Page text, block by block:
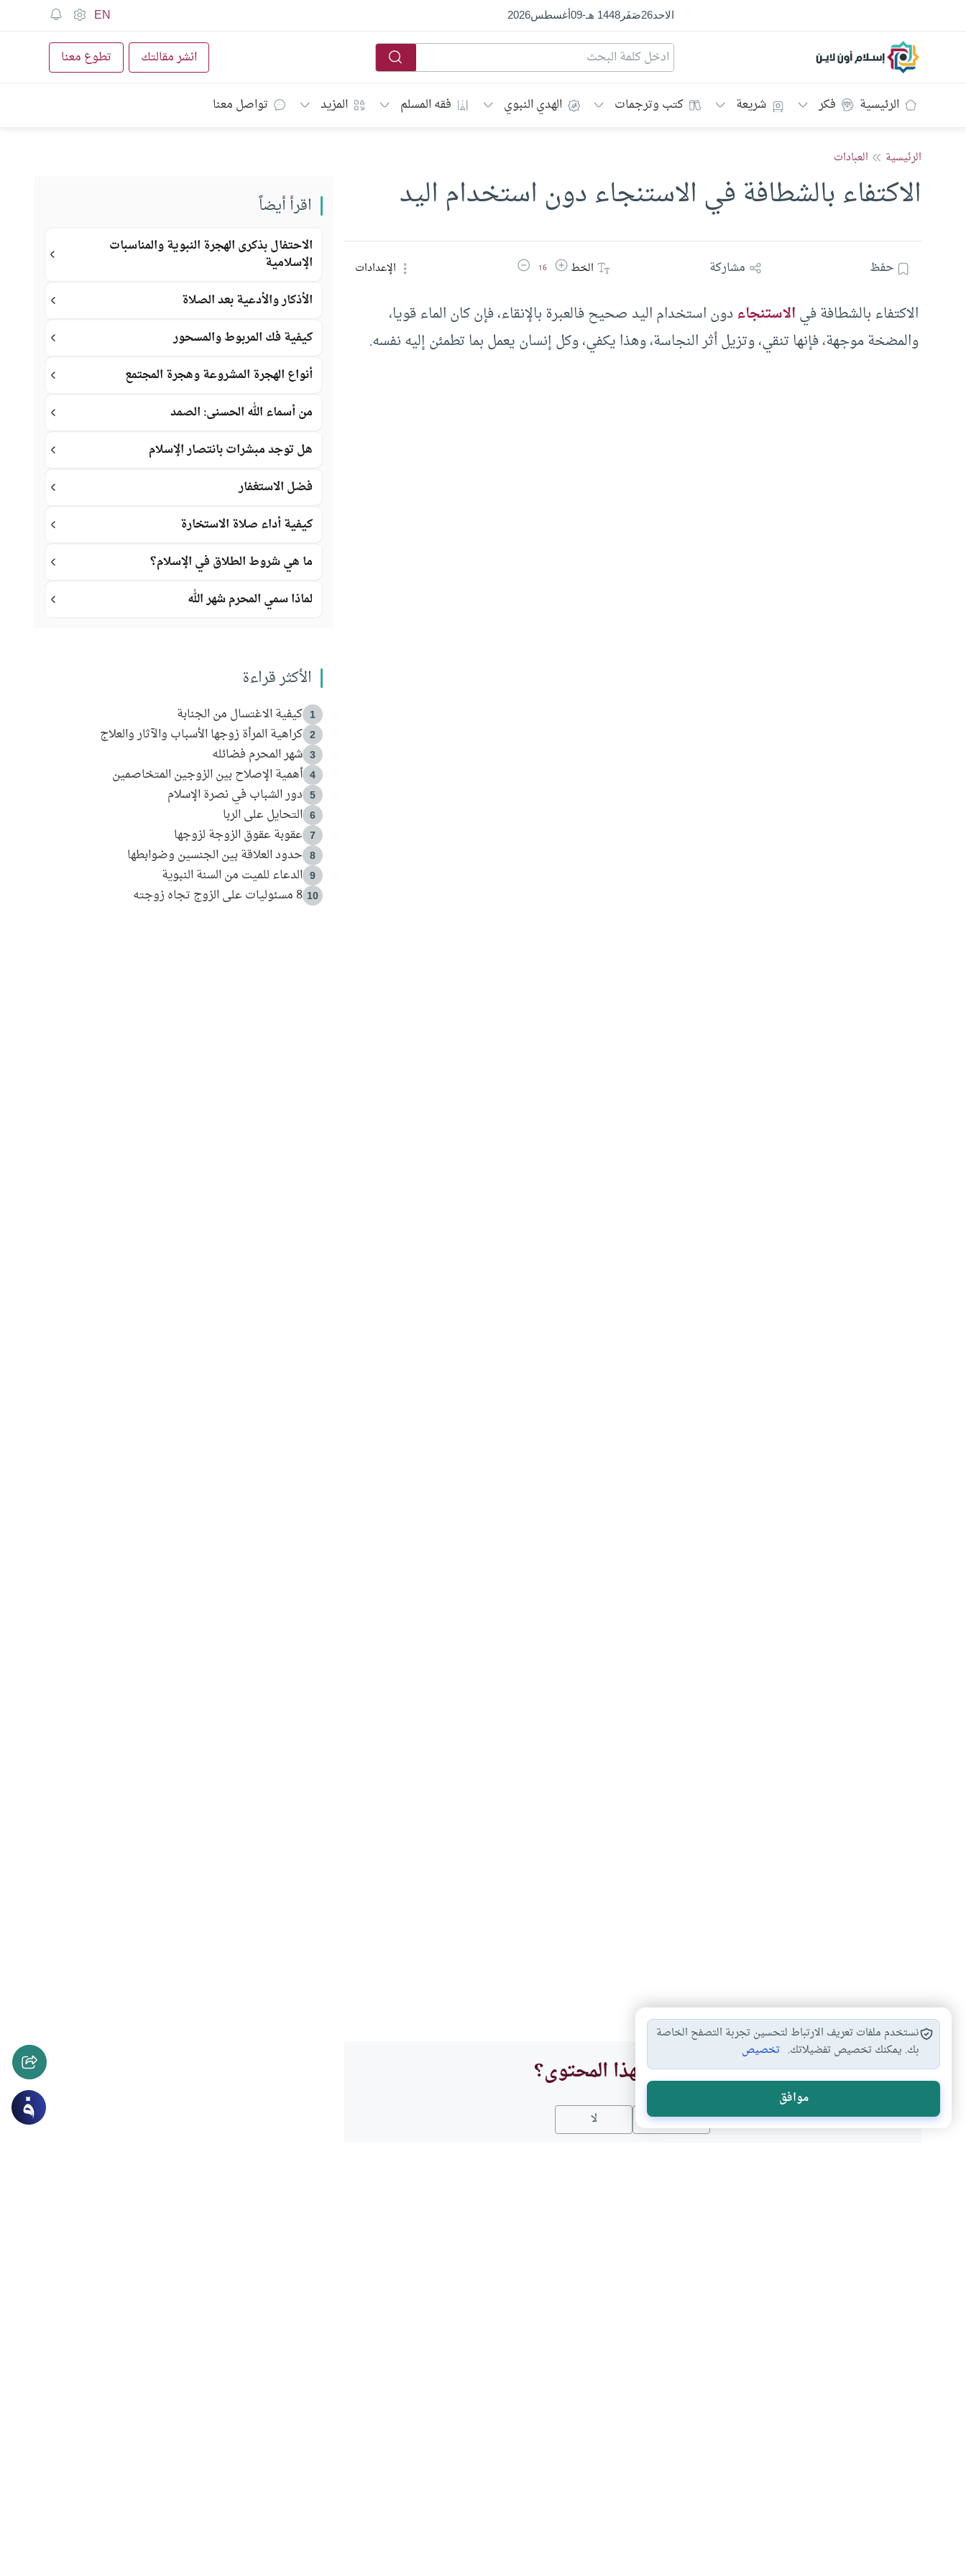
الاحد26صَفَر1448 هـ -
09أغسطس2026
EN
إسلام أون لاين انشر مقالتك تطوع معنا
الرئيسية فكر شريعة كتب وترجمات الهدي النبوي فقه المسلم المزيد تواصل معنا
الرئيسية العبادات
الاكتفاء بالشطافة في الاستنجاء دون استخدام اليد
حفظ مشاركة الخطزيادة حجم الخط
16 تقليل حجم الخط الإعدادات
الاكتفاء بالشطافة فيالاستنجاءدون استخدام اليد صحيح فالعبرة بالإنقاء، فإن كان الماء قويا،
والمضخة موجهة، فإنها تنقي، وتزيل أثر النجاسة، وهذا يكفي، وكل إنسان يعمل بما تطمئن إليه نفسه.
هل انتفعت بهذا المحتوى؟
نعم لا
اقرأ أيضاً
الاحتفال بذكرى الهجرة النبوية والمناسبات
الإسلامية
الأذكار والأدعية بعد الصلاة
كيفية فك المربوط والمسحور
أنواع الهجرة المشروعة وهجرة المجتمع
من أسماء الله الحسنى: الصمد
هل توجد مبشرات بانتصار الإسلام
فضل الاستغفار
كيفية أداء صلاة الاستخارة
ما هي شروط الطلاق في الإسلام؟
لماذا سمي المحرم شهر الله
الأكثر قراءة
1 كيفية الاغتسال من الجنابة
2 كراهية المرأة زوجها الأسباب والآثار والعلاج
3 شهر المحرم فضائله
4 أهمية الإصلاح بين الزوجين المتخاصمين
5 دور الشباب في نصرة الإسلام
6 التحايل على الربا
7 عقوبة عقوق الزوجة لزوجها
8 حدود العلاقة بين الجنسين وضوابطها
9 الدعاء للميت من السنة النبوية
10 8 مسئوليات على الزوج تجاه زوجته
نستخدم ملفات تعريف الارتباط لتحسين تجربة التصفح الخاصة
بك. يمكنك تخصيص تفضيلاتك. تخصيص
موافق